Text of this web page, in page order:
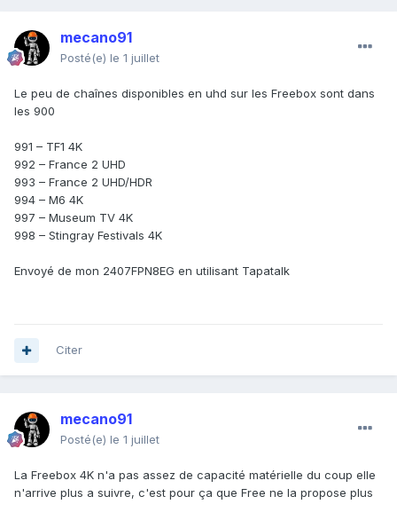
mecano91
Posté(e) le 1 juillet
Le peu de chaînes disponibles en uhd sur les Freebox sont dans
les 900
991 – TF1 4K
992 – France 2 UHD
993 – France 2 UHD/HDR
994 – M6 4K
997 – Museum TV 4K
998 – Stingray Festivals 4K
Envoyé de mon 2407FPN8EG en utilisant Tapatalk
Citer
mecano91
Posté(e) le 1 juillet
La Freebox 4K n'a pas assez de capacité matérielle du coup elle
n'arrive plus a suivre, c'est pour ça que Free ne la propose plus